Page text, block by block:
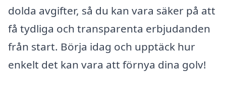
dolda avgifter, så du kan vara säker på att
få tydliga och transparenta erbjudanden
från start. Börja idag och upptäck hur
enkelt det kan vara att förnya dina golv!